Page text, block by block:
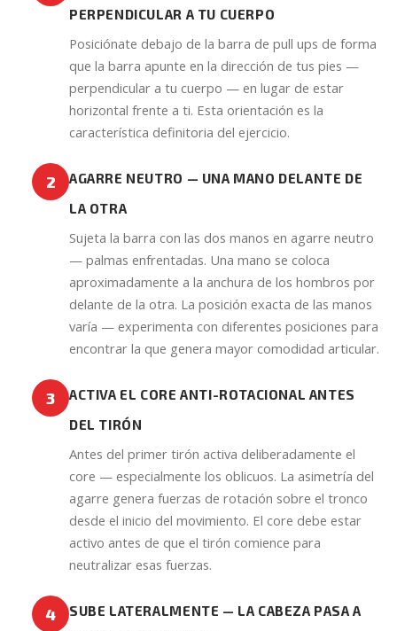
PERPENDICULAR A TU CUERPO
Posiciónate debajo de la barra de pull ups de forma
que la barra apunte en la dirección de tus pies —
perpendicular a tu cuerpo — en lugar de estar
horizontal frente a ti. Esta orientación es la
característica definitoria del ejercicio.
2
AGARRE NEUTRO — UNA MANO DELANTE DE
LA OTRA
Sujeta la barra con las dos manos en agarre neutro
— palmas enfrentadas. Una mano se coloca
aproximadamente a la anchura de los hombros por
delante de la otra. La posición exacta de las manos
varía — experimenta con diferentes posiciones para
encontrar la que genera mayor comodidad articular.
3
ACTIVA EL CORE ANTI-ROTACIONAL ANTES
DEL TIRÓN
Antes del primer tirón activa deliberadamente el
core — especialmente los oblicuos. La asimetría del
agarre genera fuerzas de rotación sobre el tronco
desde el inicio del movimiento. El core debe estar
activo antes de que el tirón comience para
neutralizar esas fuerzas.
4
SUBE LATERALMENTE — LA CABEZA PASA A